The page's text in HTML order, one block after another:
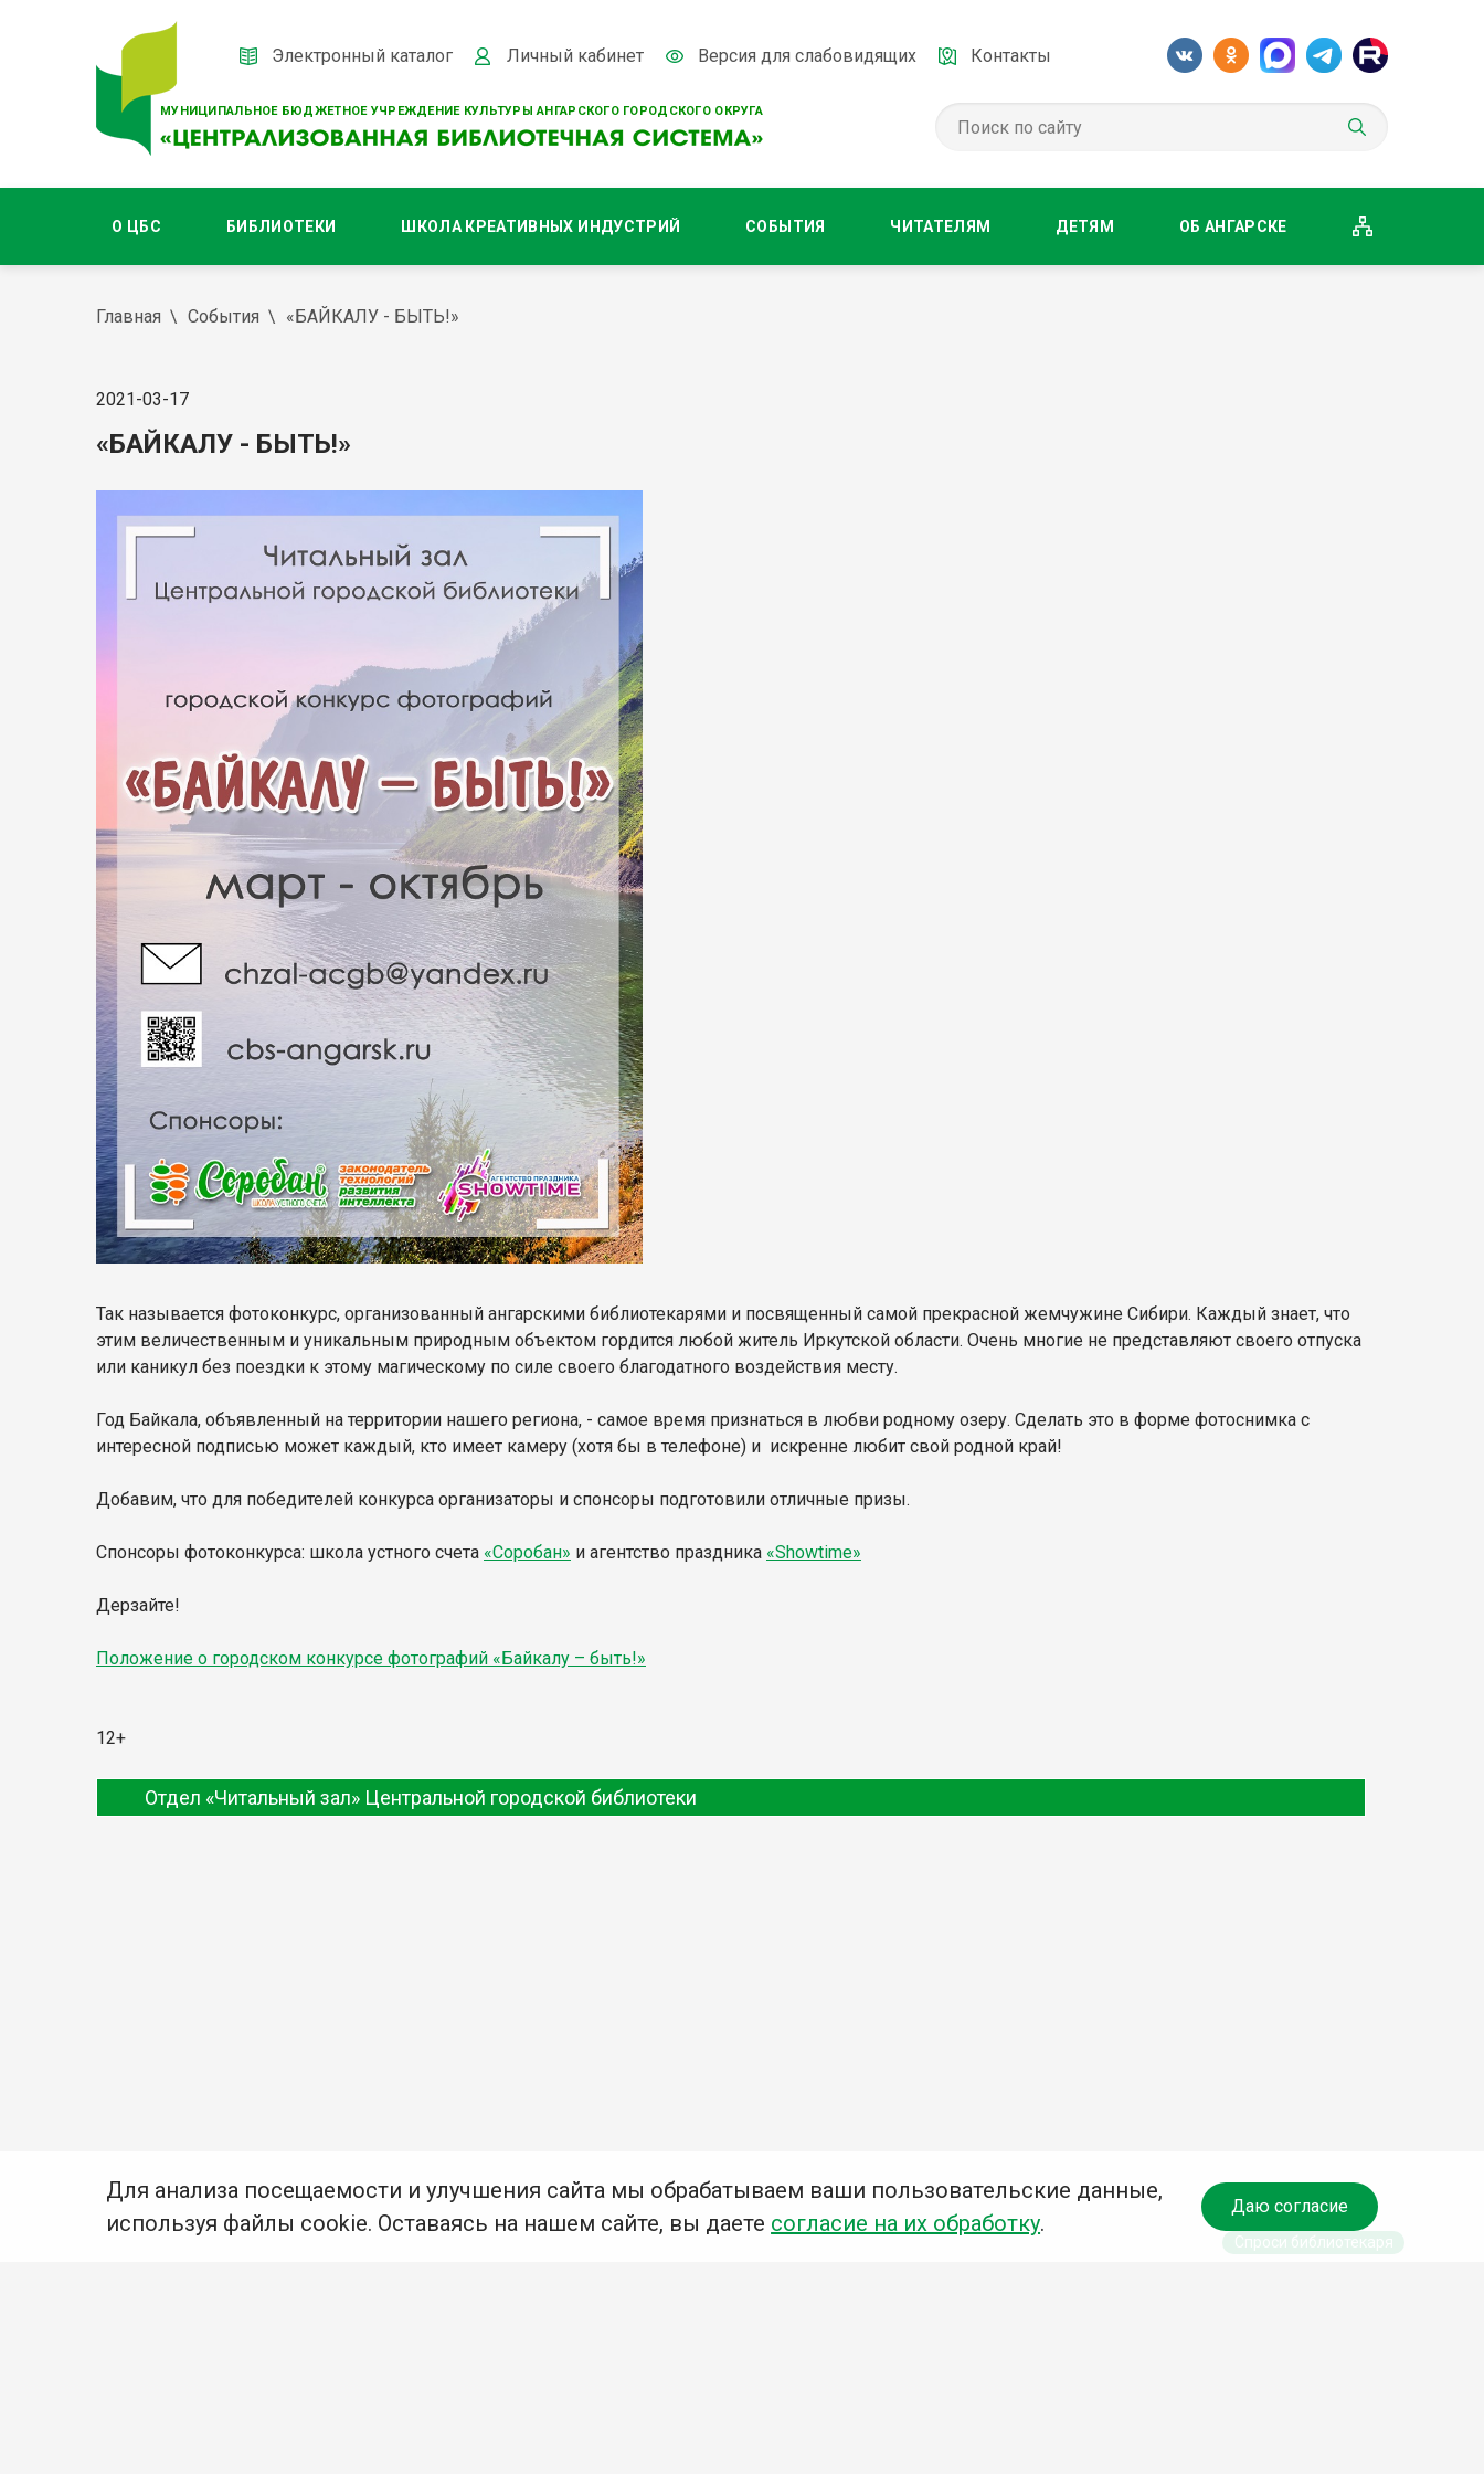
МУНИЦИПАЛЬНОЕ БЮДЖЕТНОЕ УЧРЕЖДЕНИЕ КУЛЬТУРЫ АНГАРСКОГО ГОРОДСКОГО ОКРУГА
Электронный каталог Личный кабинет Версия для слабовидящих Контакты
О ЦБС БИБЛИОТЕКИ ШКОЛА КРЕАТИВНЫХ ИНДУСТРИЙ СОБЫТИЯ ЧИТАТЕЛЯМ ДЕТЯМ ОБ АНГАРСКЕ
Главная События «БАЙКАЛУ - БЫТЬ!»
2021-03-17
«БАЙКАЛУ - БЫТЬ!»
Так называется фотоконкурс, организованный ангарскими библиотекарями и посвященный самой прекрасной жемчужине Сибири. Каждый знает, что
этим величественным и уникальным природным объектом гордится любой житель Иркутской области. Очень многие не представляют своего отпуска
или каникул без поездки к этому магическому по силе своего благодатного воздействия месту.
Год Байкала, объявленный на территории нашего региона, - самое время признаться в любви родному озеру. Сделать это в форме фотоснимка с
интересной подписью может каждый, кто имеет камеру (хотя бы в телефоне) и искренне любит свой родной край!
Добавим, что для победителей конкурса организаторы и спонсоры подготовили отличные призы.
Спонсоры фотоконкурса: школа устного счета «Соробан» и агентство праздника «Showtime»
Дерзайте!
Положение о городском конкурсе фотографий «Байкалу – быть!»
12+
Отдел «Читальный зал» Центральной городской библиотеки
Для анализа посещаемости и улучшения сайта мы обрабатываем ваши пользовательские данные,
используя файлы cookie. Оставаясь на нашем сайте, вы даете согласие на их обработку.
Даю согласие
Спроси библиотекаря